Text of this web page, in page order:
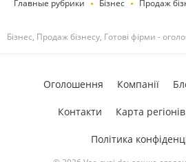
Главные рубрики Бізнес Продаж
Бізнес, Продаж бізнесу, Готові фірми -
Оголошення Компанії
Контакти Карта регіонів
Політика